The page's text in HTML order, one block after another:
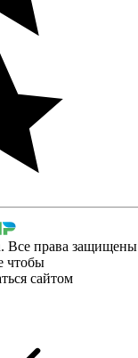
Все права защищены
чтобы
сайтом